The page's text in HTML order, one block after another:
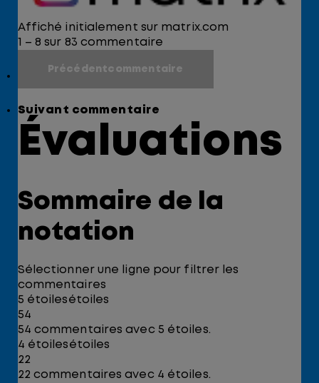
Affiché initialement sur matrix.com
1 – 8 sur 83 commentaire
Précédentcommentaire
Suivant commentaire
Évaluations
Sommaire de la
notation
Sélectionner une ligne pour filtrer les
commentaires
5 étoiles étoiles
54
54 commentaires avec 5 étoiles.
4 étoiles étoiles
22
22 commentaires avec 4 étoiles.